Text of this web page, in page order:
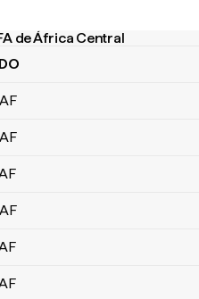
de África Central
África Central